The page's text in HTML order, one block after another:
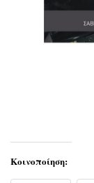
Κοινοποίηση: